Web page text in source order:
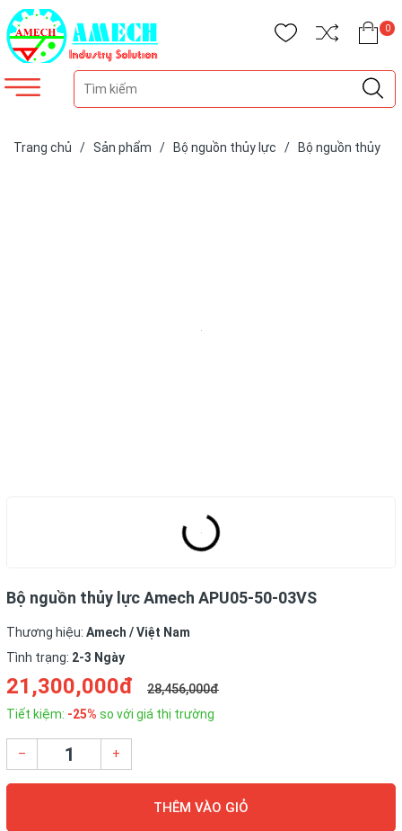
0
Trang chủ / Sản phẩm / Bộ nguồn thủy lực /
Bộ nguồn thủy
Bộ nguồn thủy lực Amech APU05-50-03VS
Thương hiệu: Amech / Việt Nam
Tình trạng: 2-3 Ngày
21,300,000đ
28,456,000đ
Tiết kiệm: -25% so với giá thị trường
– +
THÊM VÀO GIỎ